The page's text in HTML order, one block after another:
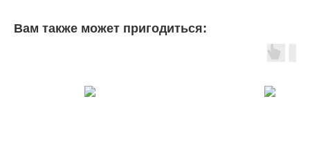
Вам также может пригодиться: